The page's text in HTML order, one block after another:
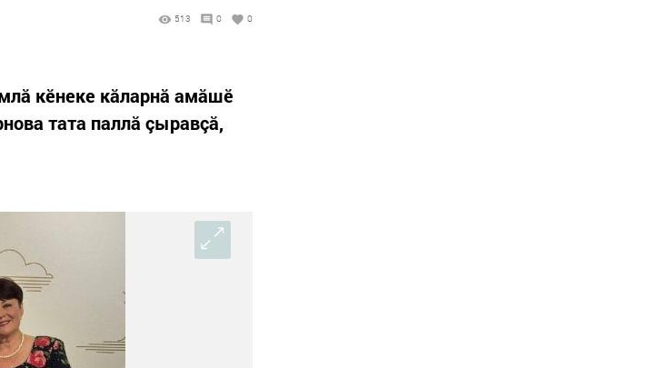
513 0 0
кӗнеке кăларнă амăшӗ
тата паллă çыравçă,